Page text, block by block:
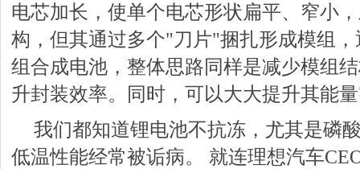
电芯加长，使单个电芯形状扁平、窄小
构，但其通过多个"刀片"捆扎形成模组
组合成电池，整体思路同样是减少模组
升封装效率。同时，可以大大提升其能
我们都知道锂电池不抗冻，尤其是磷
低温性能经常被诟病。 就连理想汽车